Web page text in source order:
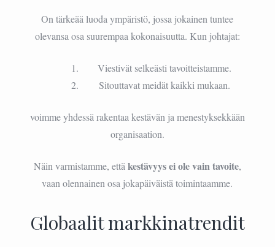
On tärkeää luoda ympäristö, jossa jokainen tuntee
olevansa osa suurempaa kokonaisuutta. Kun johtajat:
Viestivät selkeästi tavoitteistamme.
Sitouttavat meidät kaikki mukaan.
voimme yhdessä rakentaa kestävän ja menestyksekkään
organisaation.
Näin varmistamme, että kestävyys ei ole vain tavoite,
vaan olennainen osa jokapäiväistä toimintaamme.
Globaalit markkinatrendit